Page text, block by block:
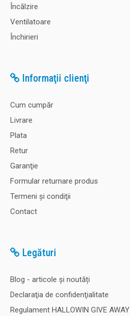
Încălzire
Ventilatoare
Închirieri
Informaţii clienţi
Cum cumpăr
Livrare
Plata
Retur
Garanţie
Formular returnare produs
Termeni şi condiţii
Contact
Legături
Blog - articole și noutăți
Declaraţia de confidenţialitate
Regulament HALLOWIN GIVE AWAY